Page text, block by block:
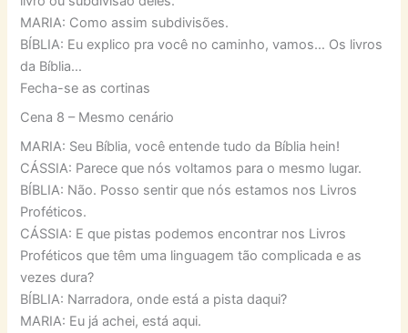
MARIA: Como assim subdivisões.
BÍBLIA: Eu explico pra você no caminho, vamos… Os livros
da Bíblia…
Fecha-se as cortinas
Cena 8 – Mesmo cenário
MARIA: Seu Bíblia, você entende tudo da Bíblia hein!
CÁSSIA: Parece que nós voltamos para o mesmo lugar.
BÍBLIA: Não. Posso sentir que nós estamos nos Livros
Proféticos.
CÁSSIA: E que pistas podemos encontrar nos Livros
Proféticos que têm uma linguagem tão complicada e as
vezes dura?
BÍBLIA: Narradora, onde está a pista daqui?
MARIA: Eu já achei, está aqui.